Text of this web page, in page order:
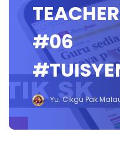
#06
Yu. Cikgu Pak